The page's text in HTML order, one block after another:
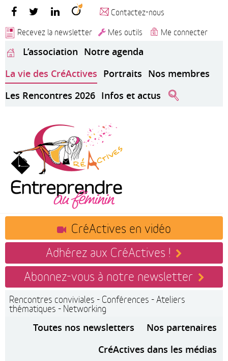
Contactez-nous
Recevez la newsletter
Mes outils Me connecter
L’association Notre agenda
La vie des CréActives Portraits Nos membres
Les Rencontres 2026 Infos et actus
CréActives en vidéo
Adhérez aux CréActives !
Abonnez-vous à notre newsletter
Rencontres conviviales - Conférences - Ateliers
thématiques - Networking
Toutes nos newsletters
Nos partenaires
CréActives dans les médias